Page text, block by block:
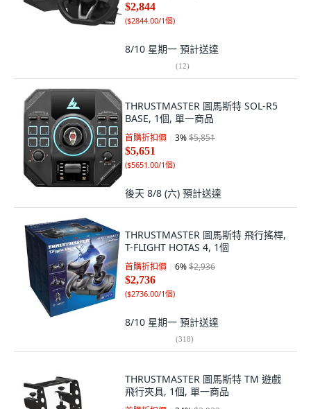
$2,844
($2844.00/1個)
8/10 星期一 預計送達
(12)
THRUSTMASTER 圖馬斯特 SOL-R5
BASE, 1個, 單一商品
首購折扣價 3%$5,851
$5,651
($5651.00/1個)
後天 8/8 (六) 預計送達
THRUSTMASTER 圖馬斯特 飛行搖桿,
T-FLIGHT HOTAS 4, 1個
首購折扣價 6%$2,936
$2,736
($2736.00/1個)
8/10 星期一 預計送達
(318)
THRUSTMASTER 圖馬斯特 TM 遊戲
飛行夾具, 1個, 單一商品